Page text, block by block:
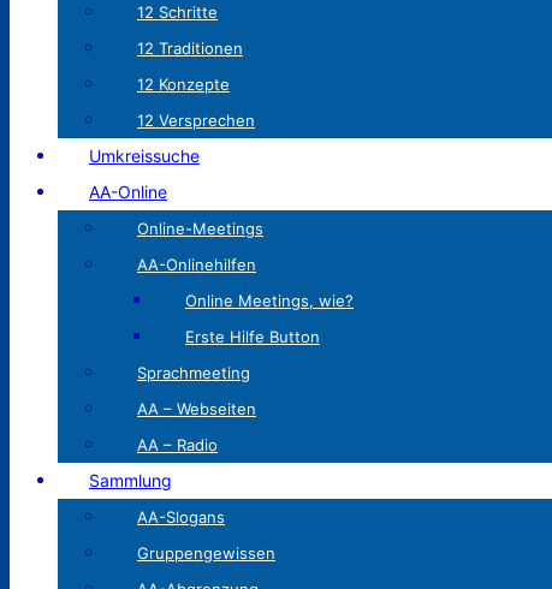
12 Schritte
12 Traditionen
12 Konzepte
12 Versprechen
Umkreissuche
AA-Online
Online-Meetings
AA-Onlinehilfen
Online Meetings, wie?
Erste Hilfe Button
Sprachmeeting
AA – Webseiten
AA – Radio
Sammlung
AA-Slogans
Gruppengewissen